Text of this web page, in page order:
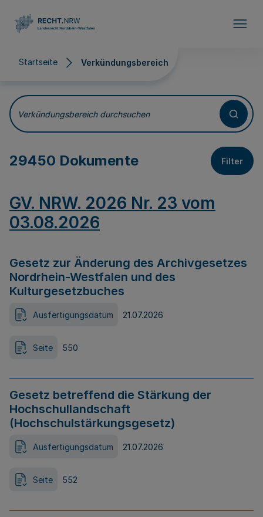
Startseite Verkündungsbereich
Verkündungsbereich
Verkündungsbereich durchsuchen
29450 Dokumente Filter
GV. NRW. 2026 Nr. 23 vom
03.08.2026
Gesetz zur Änderung des Archivgesetzes
Nordrhein-Westfalen und des
Kulturgesetzbuches
Ausfertigungsdatum 21.07.2026
Seite 550
Gesetz betreffend die Stärkung der
Hochschullandschaft
(Hochschulstärkungsgesetz)
Ausfertigungsdatum 21.07.2026
Seite 552